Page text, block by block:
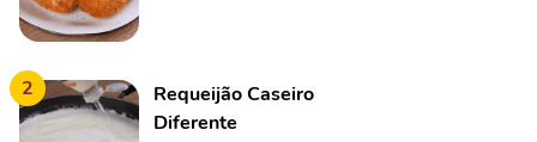
2
Requeijão Caseiro
Diferente